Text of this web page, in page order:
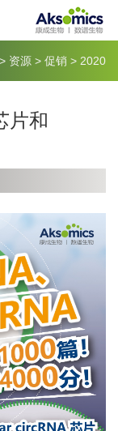
> 资源 > 促销 > 2020
片和